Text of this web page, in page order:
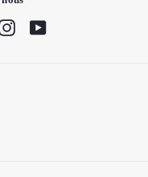
InstagramYouTube